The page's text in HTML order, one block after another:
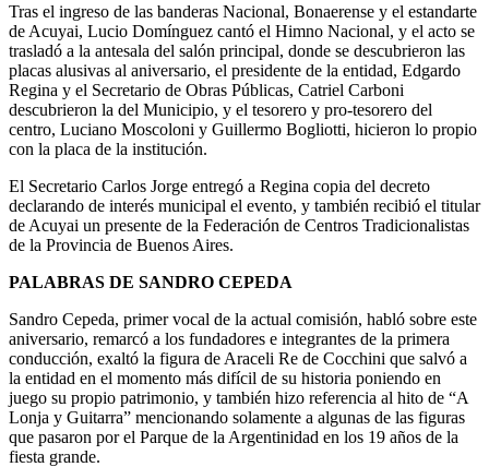
Tras el ingreso de las banderas Nacional, Bonaerense y el estandarte
de Acuyai, Lucio Domínguez cantó el Himno Nacional, y el acto se
trasladó a la antesala del salón principal, donde se descubrieron las
placas alusivas al aniversario, el presidente de la entidad, Edgardo
Regina y el Secretario de Obras Públicas, Catriel Carboni
descubrieron la del Municipio, y el tesorero y pro-tesorero del
centro, Luciano Moscoloni y Guillermo Bogliotti, hicieron lo propio
con la placa de la institución.
El Secretario Carlos Jorge entregó a Regina copia del decreto
declarando de interés municipal el evento, y también recibió el titular
de Acuyai un presente de la Federación de Centros Tradicionalistas
de la Provincia de Buenos Aires.
PALABRAS DE SANDRO CEPEDA
Sandro Cepeda, primer vocal de la actual comisión, habló sobre este
aniversario, remarcó a los fundadores e integrantes de la primera
conducción, exaltó la figura de Araceli Re de Cocchini que salvó a
la entidad en el momento más difícil de su historia poniendo en
juego su propio patrimonio, y también hizo referencia al hito de “A
Lonja y Guitarra” mencionando solamente a algunas de las figuras
que pasaron por el Parque de la Argentinidad en los 19 años de la
fiesta grande.